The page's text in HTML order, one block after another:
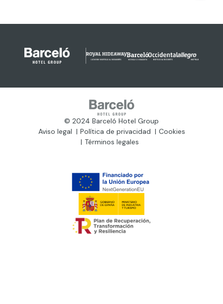
© 2024 Barceló Hotel Group
Aviso legal
Política de privacidad
Cookies
Términos legales